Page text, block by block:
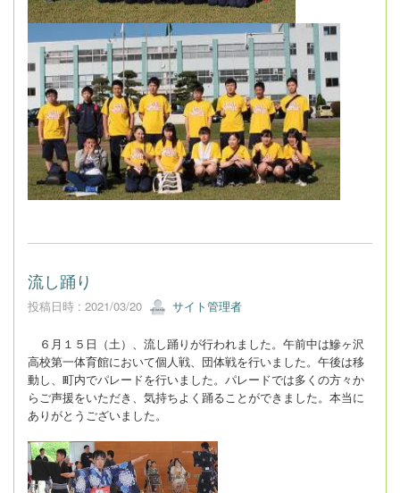
流し踊り
投稿日時 : 2021/03/20 サイト管理者
６月１５日（土）、流し踊りが行われました。午前中は鰺ヶ沢
高校第一体育館において個人戦、団体戦を行いました。午後は移
動し、町内でパレードを行いました。パレードでは多くの方々か
らご声援をいただき、気持ちよく踊ることができました。本当に
ありがとうございました。